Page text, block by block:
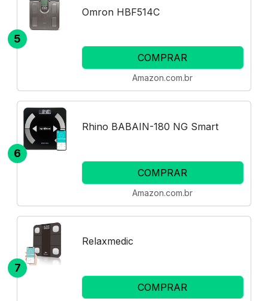
5
Omron HBF514C
COMPRAR
Amazon.com.br
6
Rhino BABAIN-180 NG Smart
COMPRAR
Amazon.com.br
7
Relaxmedic
COMPRAR